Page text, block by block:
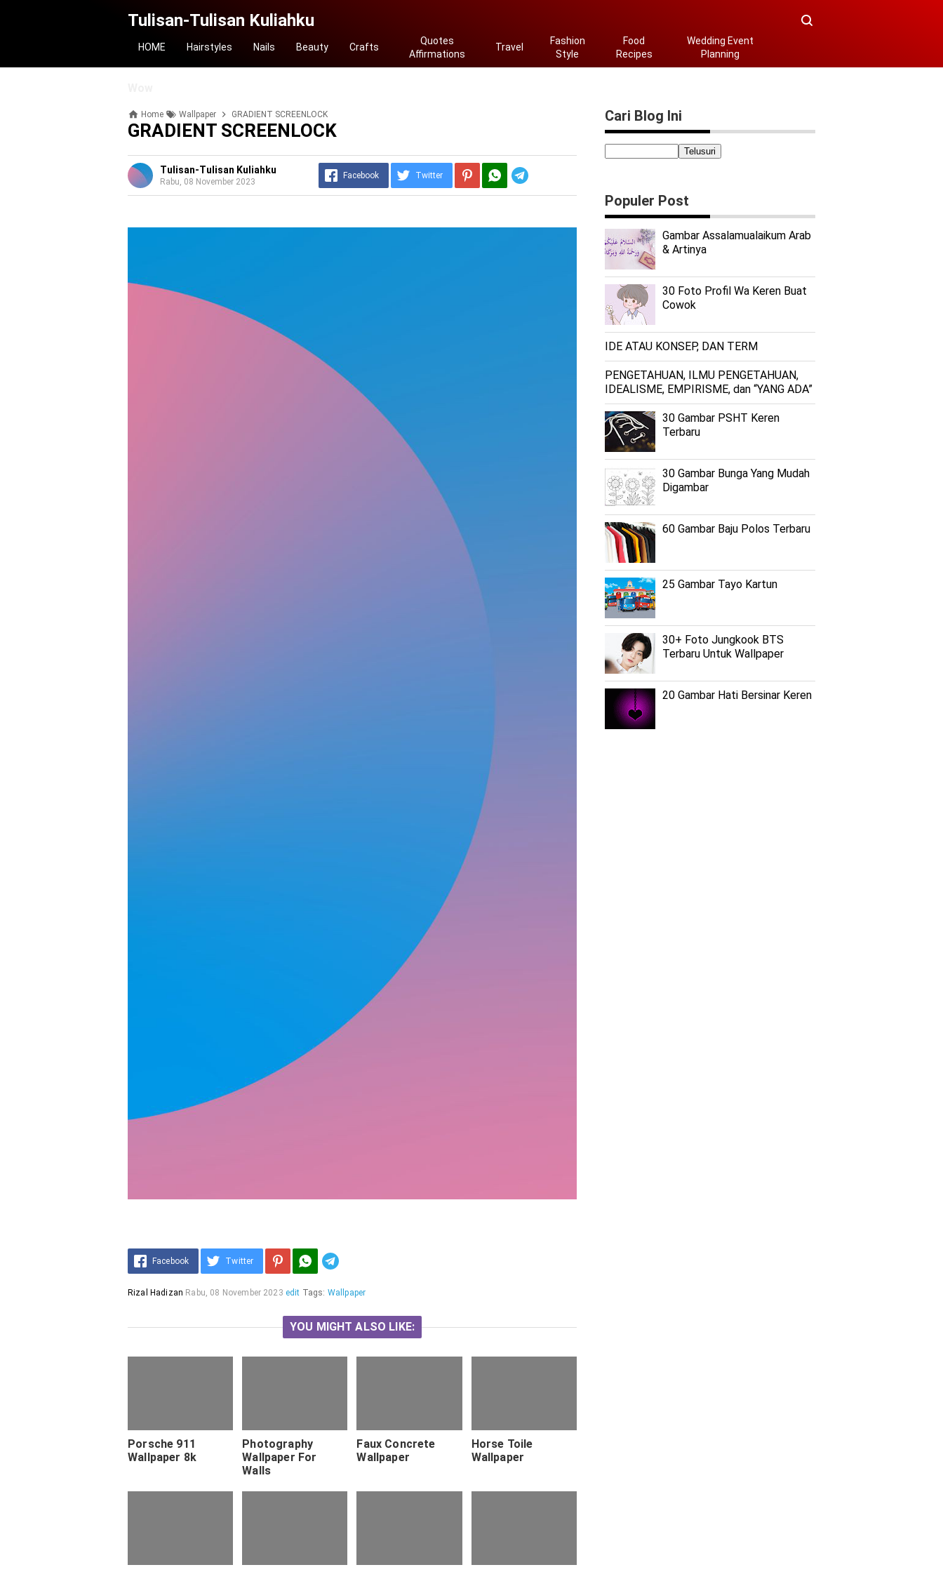
Tulisan-Tulisan Kuliahku
HOME Hairstyles Nails Beauty Crafts
Quotes
Affirmations
Travel
Fashion
Style
Food
Recipes
Wedding Event
Planning
Home Wallpaper GRADIENT SCREENLOCK
GRADIENT SCREENLOCK
Tulisan-Tulisan Kuliahku
Rabu, 08 November 2023
Facebook Twitter
Facebook Twitter
Rizal Hadizan Rabu, 08 November 2023 edit Tags: Wallpaper
YOU MIGHT ALSO LIKE:
Porsche 911
Wallpaper 8k
Photography
Wallpaper For
Walls
Faux Concrete
Wallpaper
Horse Toile
Wallpaper
Cari Blog Ini
Populer Post
Gambar Assalamualaikum Arab
& Artinya
30 Foto Profil Wa Keren Buat
Cowok
IDE ATAU KONSEP, DAN TERM
PENGETAHUAN, ILMU PENGETAHUAN,
IDEALISME, EMPIRISME, dan “YANG ADA”
30 Gambar PSHT Keren
Terbaru
30 Gambar Bunga Yang Mudah
Digambar
60 Gambar Baju Polos Terbaru
25 Gambar Tayo Kartun
30+ Foto Jungkook BTS
Terbaru Untuk Wallpaper
20 Gambar Hati Bersinar Keren